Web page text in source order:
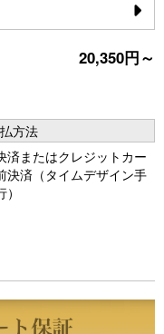
N
e
20,350円～
方法
済またはクレジットカー
決済（タイムデザイン手